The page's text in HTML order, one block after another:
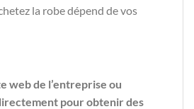
la robe dépend de vos
web de l’entreprise ou
pour obtenir des